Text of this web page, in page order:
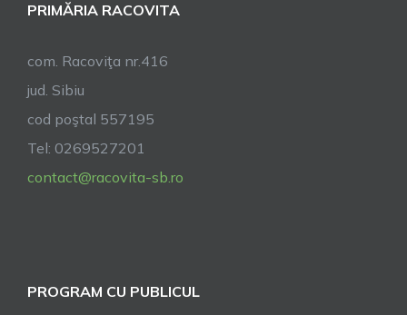
PRIMĂRIA RACOVITA
com. Racoviţa nr.416
jud. Sibiu
cod poştal 557195
Tel: 0269527201
contact@racovita-sb.ro
PROGRAM CU PUBLICUL